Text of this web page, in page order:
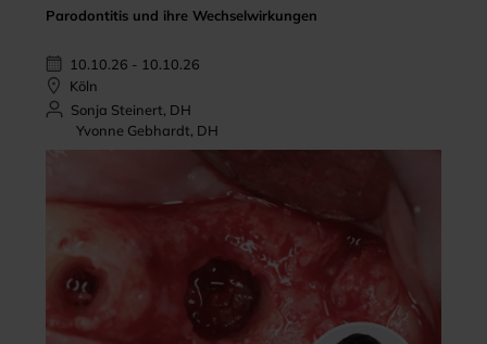
Parodontitis und ihre Wechselwirkungen
10.10.26 - 10.10.26
Köln
Sonja Steinert, DH
Yvonne Gebhardt, DH